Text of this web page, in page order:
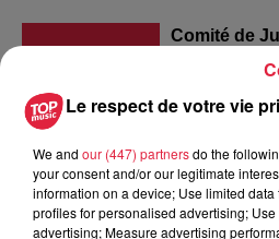
Comité de
0608028924
Tarif Gratuit
Le respect de votre vie
We and our (447) partnersdo the
your consent and/or our legitimate
information on a device; Use limited
profiles for personalised advertising;
advertising; Measure advertising